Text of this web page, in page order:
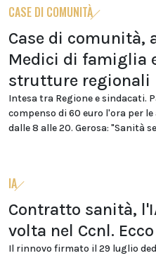
CASE DI COMUNITÀ
Case di comunità,
Medici di famiglia
strutture regionali
Intesa tra Regione e sindacati.
compenso di 60 euro l'ora per
dalle 8 alle 20. Gerosa: "Sanità
IA
Contratto sanità,
volta nel Ccnl.
Il rinnovo firmato il 29 luglio